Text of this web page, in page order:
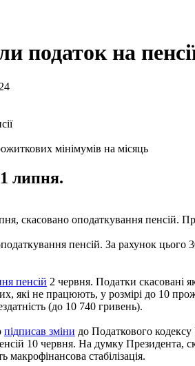
податок на
мінімумів на місяць
липня.
скасовано оподаткування пенсій.
пенсій. За рахунок
пенсій 2 червня. Податки скасовані
які не працюють, у розмірі до 10
(до 10 740 гривень).
підписав зміни до Податкового кодексу
10 червня. На думку Президента,
стабілізація.